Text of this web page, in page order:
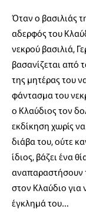
Όταν ο βασιλιάς
αδερφός του
νεκρού βασιλιά,
βασανίζεται από
της μητέρας του
φάντασμα του
ο Κλαύδιος τον
εκδίκηση χωρίς
διάβα του, ούτε
ίδιος, βάζει ένα
αναπαραστήσουν
στον Κλαύδιο για
έγκλημά του…